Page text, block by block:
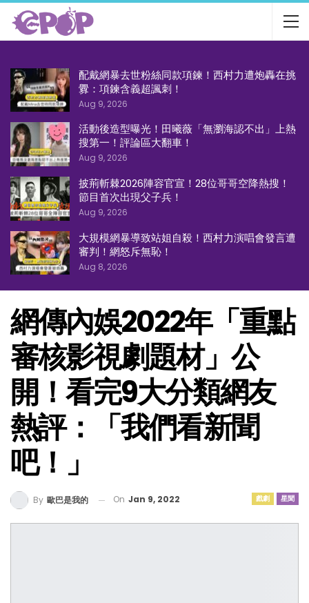
配戴網暴去世粉絲同款項鍊！西村力遭炮轟在挑
釁：項鍊含義超諷刺！
Aug 9, 2026
活動後造型曝光！田曦薇「無瀏海認不出」上熱
搜第一！評論區大翻車！
Aug 9, 2026
披荊斬棘2026陣容官宣！28位哥哥空降熱搜！
節目首次出現父子兵！
Aug 9, 2026
大規模網暴導致站姐自殺！西村力演唱會發言遭
審判！網怒斥無恥！
Aug 8, 2026
網傳內娛2022年「重點
審核影視劇題材」公
開！看完9大分類網友
熱評：「我們看新聞
吧！」
戲劇 星聞
By 歐巴是我的 On Jan 9, 2022